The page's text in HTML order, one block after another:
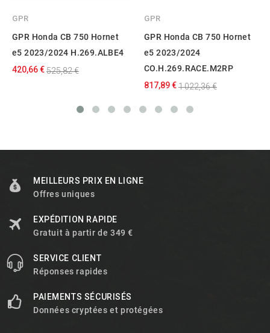
GPR
GPR Honda CB 750 Hornet
e5 2023/2024 H.269.ALBE4
420,66 €525,82 €
GPR
GPR Honda CB 750 Hornet
e5 2023/2024
CO.H.269.RACE.M2RP
817,89 €1 022,36 €
MEILLEURS PRIX EN LIGNE
Offres uniques
EXPÉDITION RAPIDE
Gratuit à partir de 349 €
SERVICE CLIENT
Réponses rapides
PAIEMENTS SÉCURISÉS
Données cryptées et protégées